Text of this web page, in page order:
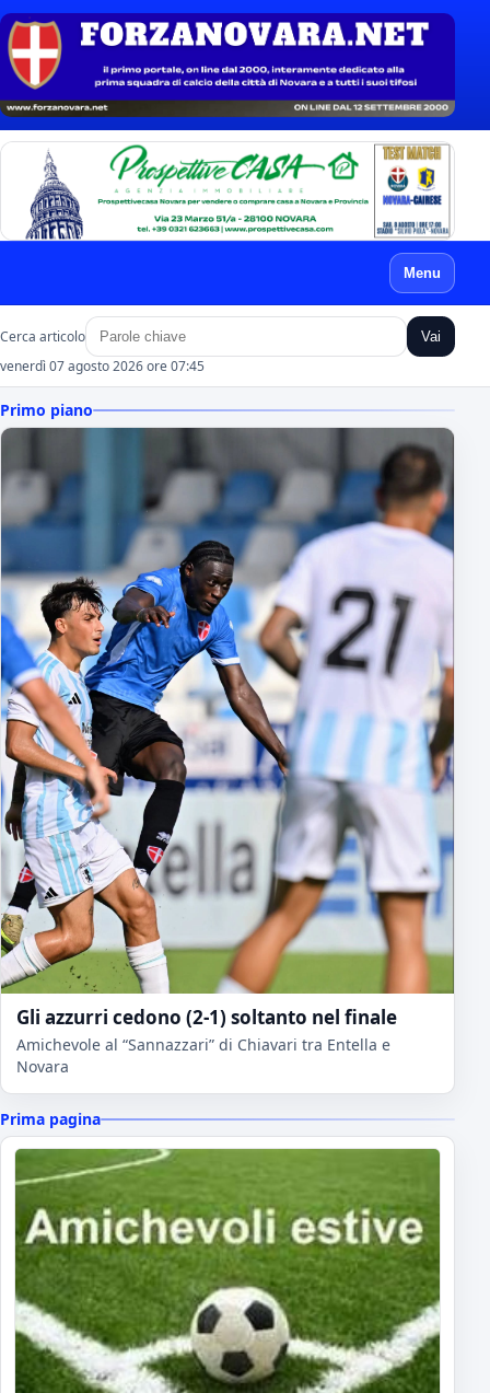
Menu
Cerca articolo Vai
venerdì 07 agosto 2026 ore 07:46
Primo piano
Gli azzurri cedono (2-1) soltanto nel finale
Amichevole al “Sannazzari” di Chiavari tra Entella e
Novara
Prima pagina